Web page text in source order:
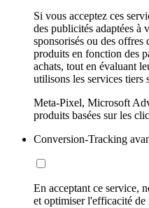
Si vous acceptez ces
des publicités adaptées à
sponsorisés ou des offres
produits en fonction des
achats, tout en évaluant
utilisons les services tiers
Meta-Pixel, Microsoft
produits basées sur les
Conversion-Tracking
En acceptant ce service,
et optimiser l'efficacité